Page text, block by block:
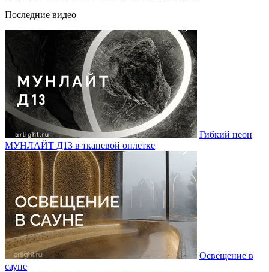
Последние видео
Гибкий неон
МУНЛАЙТ Д13 в тканевой оплетке
Освещение в
сауне